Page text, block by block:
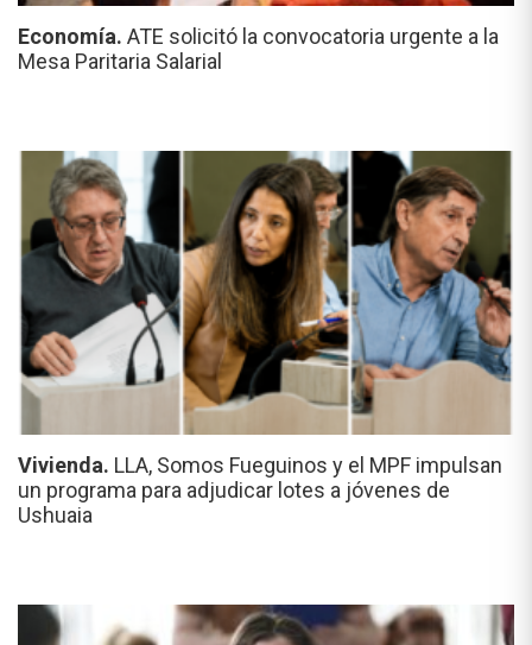
Economía. ATE solicitó la convocatoria urgente a la
Mesa Paritaria Salarial
Vivienda. LLA, Somos Fueguinos y el MPF impulsan
un programa para adjudicar lotes a jóvenes de
Ushuaia